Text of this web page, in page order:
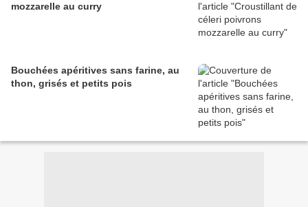
mozzarelle au curry
Bouchées apéritives sans farine, au
thon, grisés et petits pois